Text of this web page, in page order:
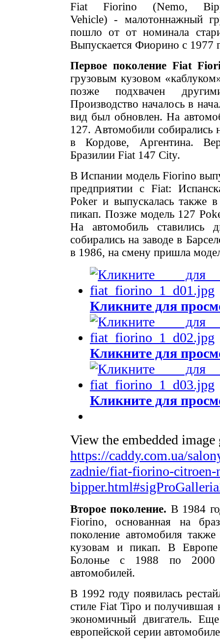
Fiat Fiorino (Nemo,
Vehicle) - малотоннажный
пошло отот номинала
Выпускается Фиорино с 1977
Первое поколение Fiat
грузовым кузовом
позже подхвачен
Производство началось в
вид был обновлен. На
127. Автомобили собирались
в Кордове, Аргентина.
Бразилии Fiat 147 City.
В Испании модель Fiorino
предприятии с Fiat:
Poker и выпускалась также
пикап. Позже модель 127
На автомобиль ставились
собирались на заводе в
в 1986, на смену пришла
Кликните для
Кликните для
Кликните для
View the embedded
https://caddy.com.ua/
zadnie/fiat-fiorino-citroen-
Второе поколение. В 1984
Fiorino, основанная на
поколение автомобиля
кузовам и пикап. В Европе
Болонье с 1988 по 2000
автомобилей.
В 1992 году появилась
стиле Fiat Tipo и получившая
экономичный двигатель.
европейской серии